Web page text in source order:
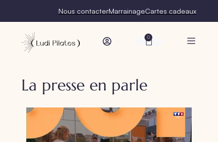
Nous contacterMarrainageCartes cadeaux
0
La presse en parle